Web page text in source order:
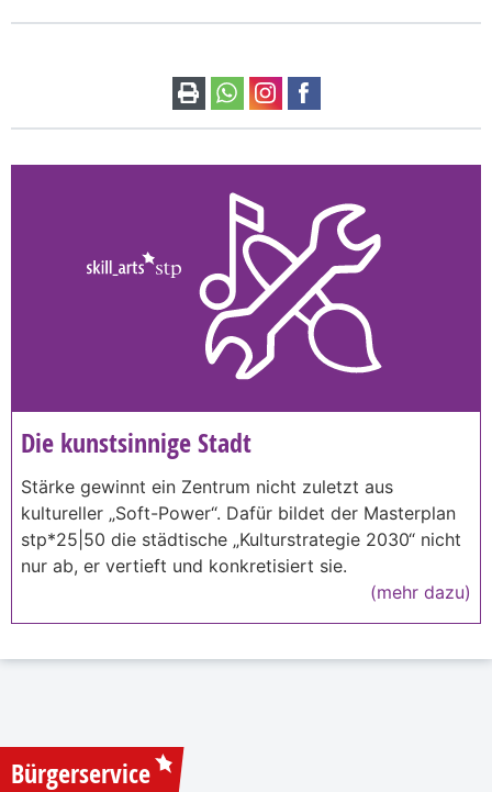
Die kunstsinnige Stadt
Stärke gewinnt ein Zentrum nicht zuletzt aus
kultureller „Soft-Power“. Dafür bildet der Masterplan
stp*25|50 die städtische „Kulturstrategie 2030“ nicht
nur ab, er vertieft und konkretisiert sie.
(mehr dazu)
Bürgerservice